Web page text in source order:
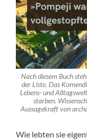
Nach diesem Buch
der Liste. Das
Lebens- und
starben.
Aussagekraft von
Wie lebten sie